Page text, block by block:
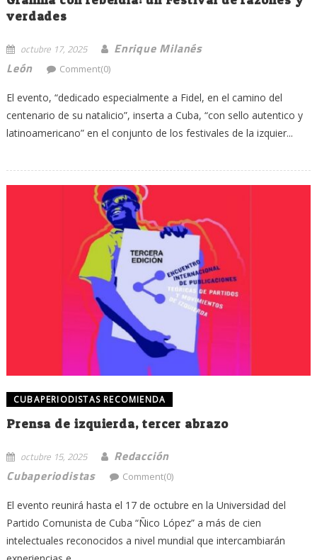
verdades
octubre 17, 2025
Enrique Milanés
León
Comment(0)
El evento, “dedicado especialmente a Fidel, en el camino del
centenario de su natalicio”, inserta a Cuba, “con sello autentico y
latinoamericano” en el conjunto de los festivales de la izquier...
CUBAPERIODISTAS RECOMIENDA
Prensa de izquierda, tercer abrazo
octubre 15, 2025
Redacción
Cubaperiodistas
Comment(0)
El evento reunirá hasta el 17 de octubre en la Universidad del
Partido Comunista de Cuba “Ñico López” a más de cien
intelectuales reconocidos a nivel mundial que intercambiarán